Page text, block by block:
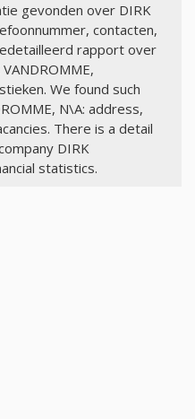
gevonden over DIRK
contacten,
rapport over
We found such
N\A: address,
There is a detail
DIRK
statistics.